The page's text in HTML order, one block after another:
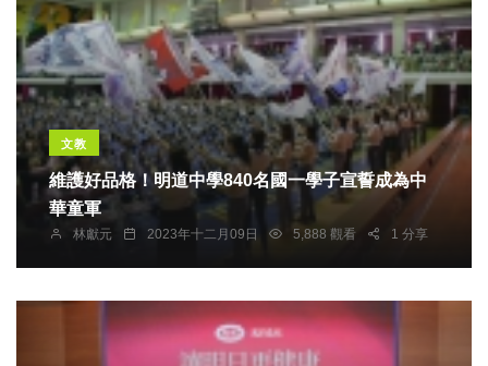
文教
維護好品格！明道中學840名國一學子宣誓成為中
華童軍
林獻元 2023年十二月09日 5,888 觀看 1 分享